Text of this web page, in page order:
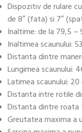
Dispozitiv de rulare
de 8″ (fata) si 7″
Inaltime: de la 79,5 –
Inaltimea scaunului:
Distanta dintre
Lungimea scaunului:
Latimea scaunului: 20
Distanta intre rotile
Distanta dintre roata
Greutatea maxima a